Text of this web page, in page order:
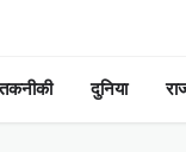
तकनीकी दुनिया